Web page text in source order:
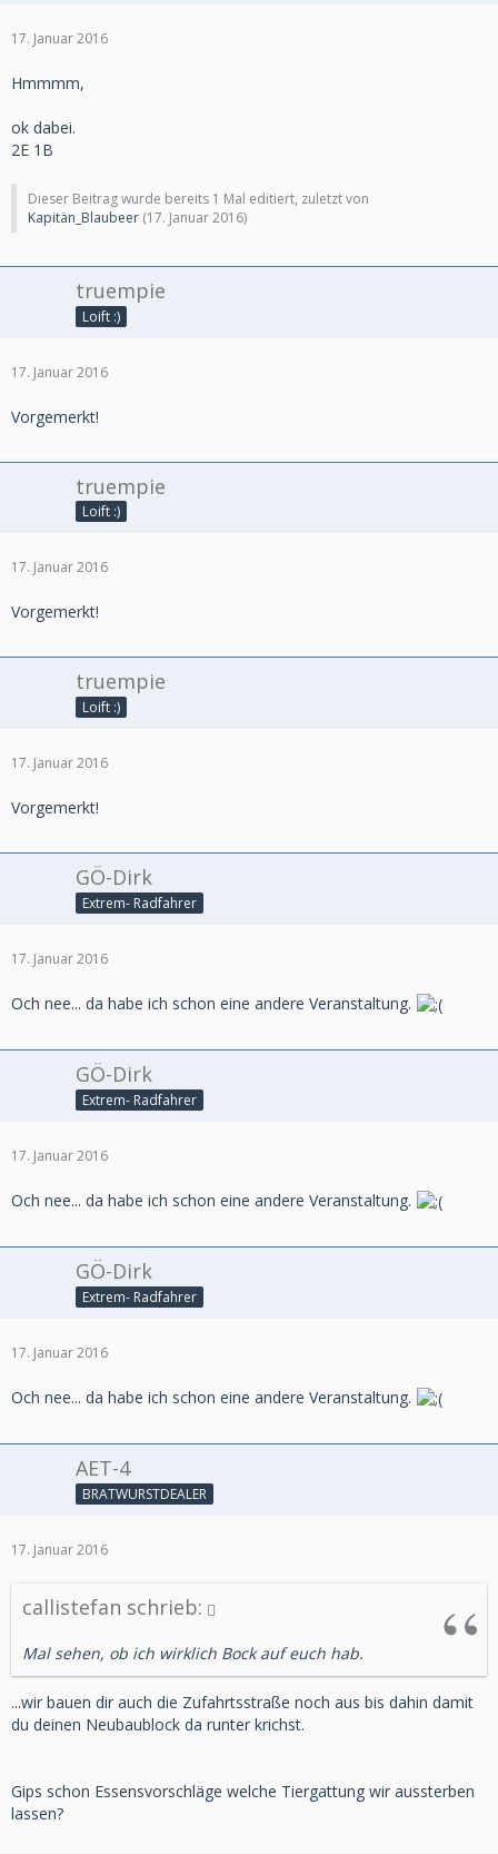
17. Januar 2016
Hmmmm,
ok dabei.
2E 1B
Dieser Beitrag wurde bereits 1 Mal editiert, zuletzt von
Kapitän_Blaubeer (17. Januar 2016)
truempie
Loift :)
17. Januar 2016
Vorgemerkt!
truempie
Loift :)
17. Januar 2016
Vorgemerkt!
truempie
Loift :)
17. Januar 2016
Vorgemerkt!
GÖ-Dirk
Extrem- Radfahrer
17. Januar 2016
Och nee... da habe ich schon eine andere Veranstaltung.
GÖ-Dirk
Extrem- Radfahrer
17. Januar 2016
Och nee... da habe ich schon eine andere Veranstaltung.
GÖ-Dirk
Extrem- Radfahrer
17. Januar 2016
Och nee... da habe ich schon eine andere Veranstaltung.
AET-4
BRATWURSTDEALER
17. Januar 2016
callistefan schrieb:
Mal sehen, ob ich wirklich Bock auf euch hab.
...wir bauen dir auch die Zufahrtsstraße noch aus bis dahin damit
du deinen Neubaublock da runter krichst.
Gips schon Essensvorschläge welche Tiergattung wir aussterben
lassen?